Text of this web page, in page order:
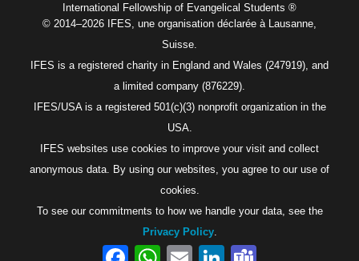
International Fellowship of Evangelical Students ®
© 2014–2026 IFES, une organisation déclarée à Lausanne,
Suisse.
IFES is a registered charity in England and Wales (247919), and
a limited company (876229).
IFES/USA is a registered 501(c)(3) nonprofit organization in the
USA.
IFES websites use cookies to improve your visit and collect
anonymous data. By using our websites, you agree to our use of
cookies.
To see our commitments to how we handle your data, see the
Privacy Policy.
FacebookWhatsAppEmail LinkedIn